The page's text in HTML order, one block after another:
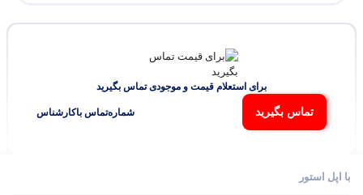
برای استعلام قیمت و موجودی تماس بگیرید
تماس بگیرید شماره‌تماس‌ با‌کارشناس
با اپل استور